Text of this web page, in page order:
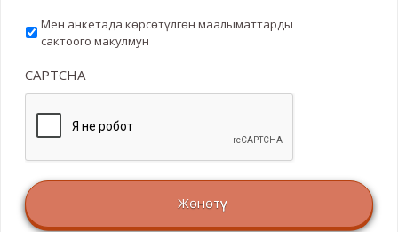
Мен анкетада көрсөтүлгөн маалыматтарды
сактоого макулмун
CAPTCHA